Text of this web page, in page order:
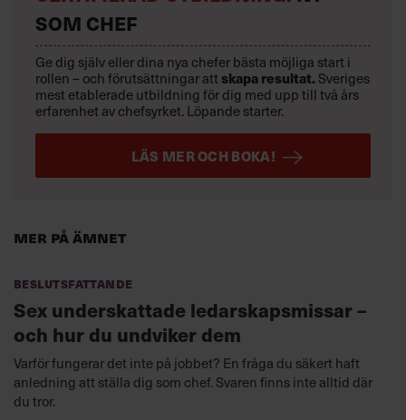
Mer på ämnet
Beslutsfattande
Sex underskattade ledarskapsmissar –
och hur du undviker dem
Varför fungerar det inte på jobbet? En fråga du säkert haft
anledning att ställa dig som chef. Svaren finns inte alltid där
du tror.
SOM CHEF
Ge dig själv eller dina nya chefer bästa möjliga start i
rollen – och förutsättningar att skapa resultat. Sveriges
mest etablerade utbildning för dig med upp till två års
erfarenhet av chefsyrket. Löpande starter.
LÄS MER OCH BOKA!